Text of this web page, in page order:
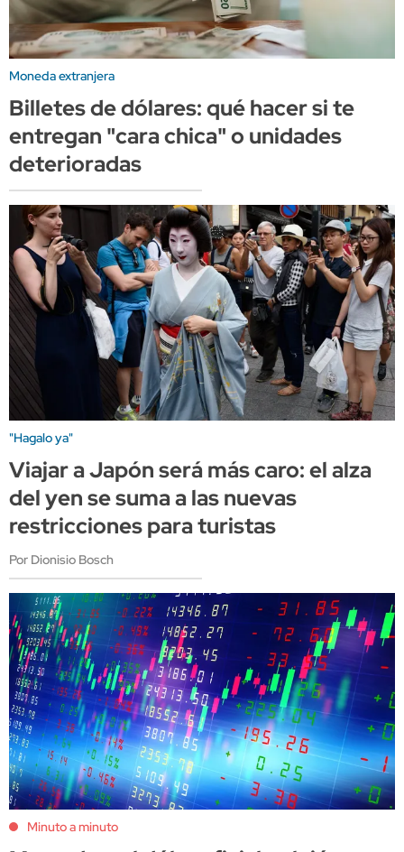
Moneda extranjera
Billetes de dólares: qué hacer si te
entregan "cara chica" o unidades
deterioradas
"Hagalo ya"
Viajar a Japón será más caro: el alza
del yen se suma a las nuevas
restricciones para turistas
Por Dionisio Bosch
Minuto a minuto